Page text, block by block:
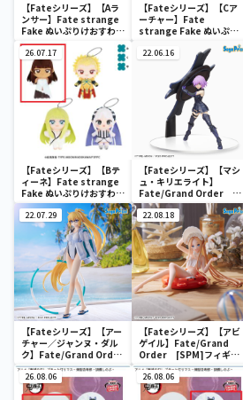
【Fateシリーズ】【Aラ
ンサー】Fate strange
Fake ぬいぷりけおすわり
2
【Fateシリーズ】【Cア
ーチャー】Fate
strange Fake ぬいぷり
26.07.17
【Fateシリーズ】【Bテ
ィーネ】Fate strange
Fake ぬいぷりけおすわり
2
22.06.16
【Fateシリーズ】【マシ
ュ・キリエライト】
Fate/Grand Order
[SPM]フィギュア“シー
ルダー／マシュ・キリエ
ライト”
22.07.29
【Fateシリーズ】【アー
チャー／ジャンヌ・ダル
ク】Fate/Grand Order
FIGURIZM “アーチャー
／ジャンヌ・ダルク”
22.08.18
【Fateシリーズ】【アビ
ゲイル】Fate/Grand
Order [SPM]フィギュ
ア“フォーリナー／アビゲ
イル・ウィリアムズ
【夏】
26.08.06 26.08.06